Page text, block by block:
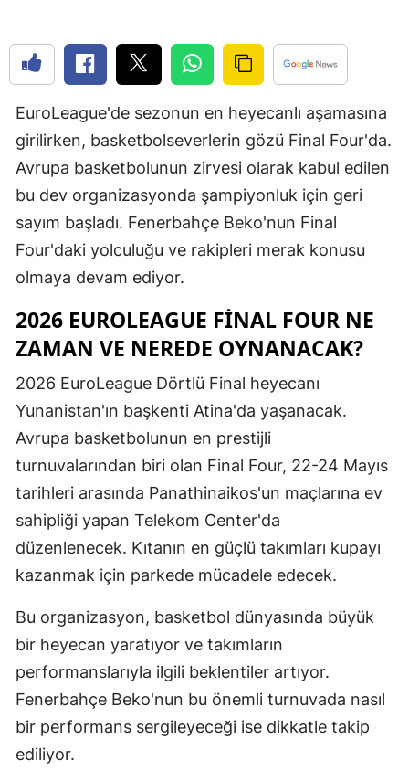
Diyarbakır
Edirne
Elazığ
Erzincan
Erzurum
Giresun
Gümüşhane
Hatay
Isparta
Mersin
Kars
Kırklareli
EuroLeague'de sezonun en heyecanlı aşamasına
girilirken, basketbolseverlerin gözü Final Four'da.
Avrupa basketbolunun zirvesi olarak kabul edilen
bu dev organizasyonda şampiyonluk için geri
sayım başladı. Fenerbahçe Beko'nun Final
Four'daki yolculuğu ve rakipleri merak konusu
olmaya devam ediyor.
2026 EUROLEAGUE FINAL FOUR NE
ZAMAN VE NEREDE OYNANACAK?
2026 EuroLeague Dörtlü Final heyecanı
Yunanistan'ın başkenti Atina'da yaşanacak.
Avrupa basketbolunun en prestijli
turnuvalarından biri olan Final Four, 22-24 Mayıs
tarihleri arasında Panathinaikos'un maçlarına ev
sahipliği yapan Telekom Center'da
düzenlenecek. Kıtanın en güçlü takımları kupayı
kazanmak için parkede mücadele edecek.
Bu organizasyon, basketbol dünyasında büyük
bir heyecan yaratıyor ve takımların
performanslarıyla ilgili beklentiler artıyor.
Fenerbahçe Beko'nun bu önemli turnuvada nasıl
bir performans sergileyeceği ise dikkatle takip
ediliyor.